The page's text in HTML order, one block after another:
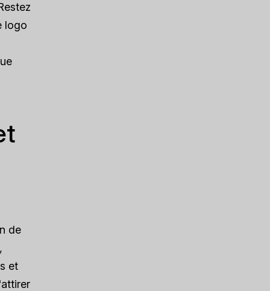
logo
de
et